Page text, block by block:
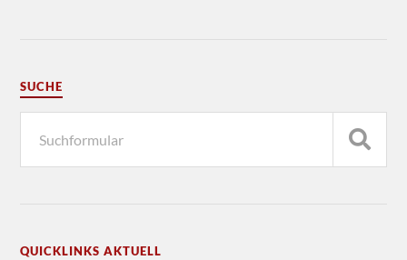
SUCHE
QUICKLINKS AKTUELL